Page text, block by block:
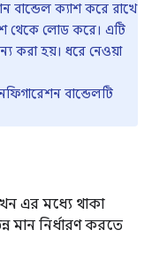
বান্ডেল ক্যাশ করে রাখে
থেকে লোড করে। এটি
করা হয়। ধরে নেওয়া
বান্ডেলটি
এর মধ্যে থাকা
মান নির্ধারণ করতে